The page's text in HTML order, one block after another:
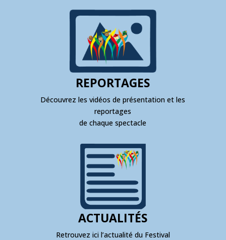
REPORTAGES
Découvrez les vidéos de présentation et les
reportages
de chaque spectacle
ACTUALITÉS
Retrouvez ici l’actualité du Festival